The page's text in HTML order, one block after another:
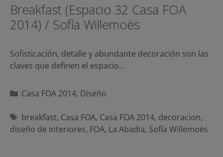
Breakfast (Espacio 32 Casa FOA
2014) / Sofía Willemoës
Sofisticación, detalle y abundante decoración son las
claves que definen el espacio…
Categorías
Casa FOA 2014, Diseño
Etiquetas
breakfast, Casa FOA, Casa FOA 2014, decoracion,
diseño de interiores, FOA, La Abadia, Sofía Willemoës